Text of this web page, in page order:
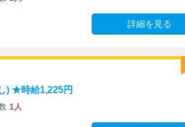
詳細を見る
) ★時給1,225円
1人